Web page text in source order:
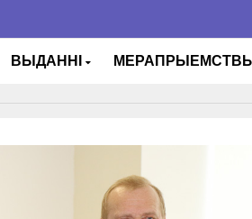
ВЫДАННІ МЕРАПРЫЕМСТВЫ